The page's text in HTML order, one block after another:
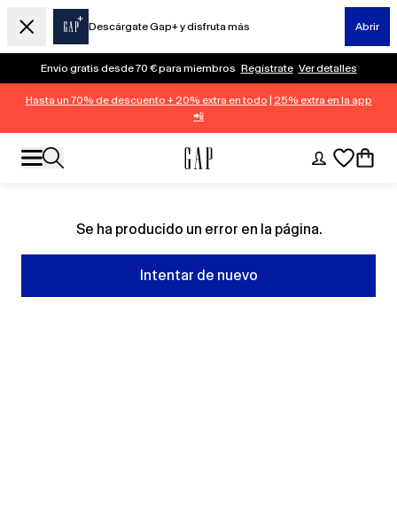
Descárgate Gap+ y disfruta más Abrir
Envío gratis desde 70 € para miembros Regístrate Ver detalles
Hasta un 70% de descuento + 20% extra en todo 25% extra en la app
📲
Se ha producido un error en la página.
Intentar de nuevo